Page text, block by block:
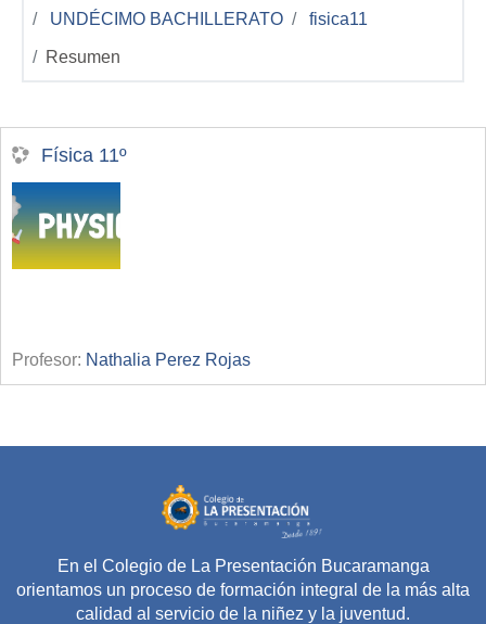
UNDÉCIMO BACHILLERATO fisica11
Resumen
Física 11º
Profesor: Nathalia Perez Rojas
En el Colegio de La Presentación Bucaramanga
orientamos un proceso de formación integral de la más alta
calidad al servicio de la niñez y la juventud.